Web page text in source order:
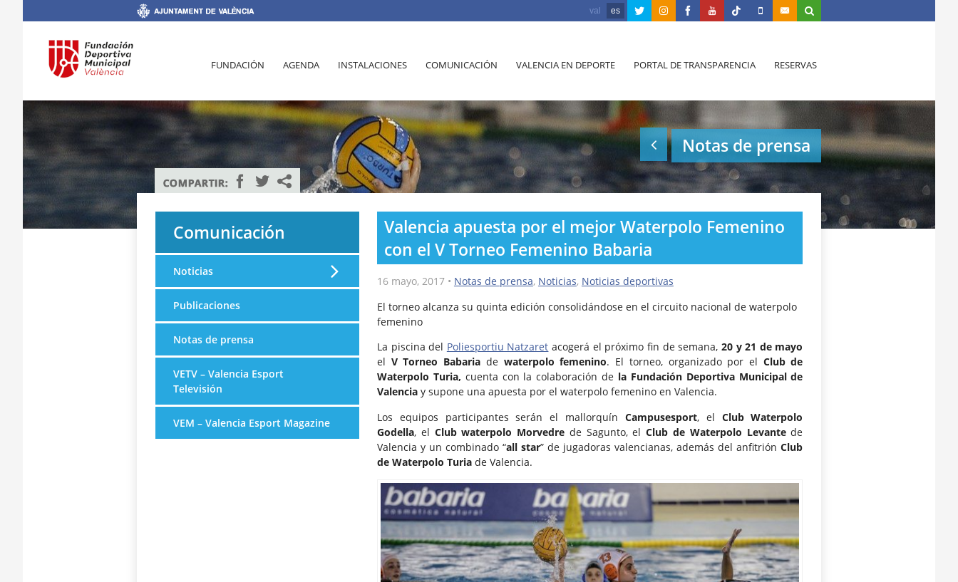
val es
FUNDACIÓN AGENDA INSTALACIONES COMUNICACIÓN VALENCIA EN DEPORTE PORTAL DE TRANSPARENCIA RESERVAS
Notas de prensa
Valencia apuesta por el mejor Waterpolo Femenino
con el V Torneo Femenino Babaria
16 mayo, 2017• Notas de prensa, Noticias, Noticias deportivas
El torneo alcanza su quinta edición consolidándose en el circuito nacional de waterpolo
femenino
La piscina del Poliesportiu Natzaret acogerá el próximo fin de semana, 20 y 21 de mayo
el V Torneo Babaria de waterpolo femenino. El torneo, organizado por el Club de
Waterpolo Turia, cuenta con la colaboración de la Fundación Deportiva Municipal de
Valenciay supone una apuesta por el waterpolo femenino en Valencia.
Los equipos participantes serán el mallorquín Campusesport, el Club Waterpolo
Godella, el Club waterpolo Morvedre de Sagunto, elClub de Waterpolo Levantede
Valencia y un combinado “all star” de jugadoras valencianas, además del anfitriónClub
de Waterpolo Turiade Valencia.
Comunicación
Noticias
Publicaciones
Notas de prensa
VETV – Valencia Esport
Televisión
VEM – Valencia Esport Magazine